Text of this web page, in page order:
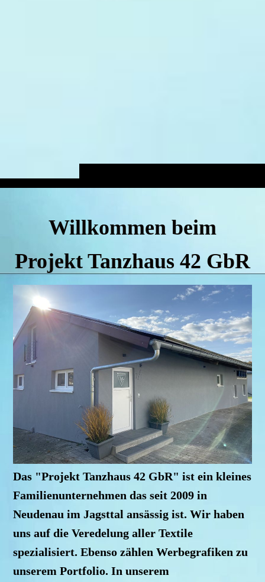
Willkommen beim
Projekt Tanzhaus 42 GbR
Das "Projekt Tanzhaus 42 GbR" ist ein kleines
Familienunternehmen das seit 2009 in
Neudenau im Jagsttal ansässig ist. Wir haben
uns auf die Veredelung aller Textile
spezialisiert. Ebenso zählen Werbegrafiken zu
unserem Portfolio. In unserem